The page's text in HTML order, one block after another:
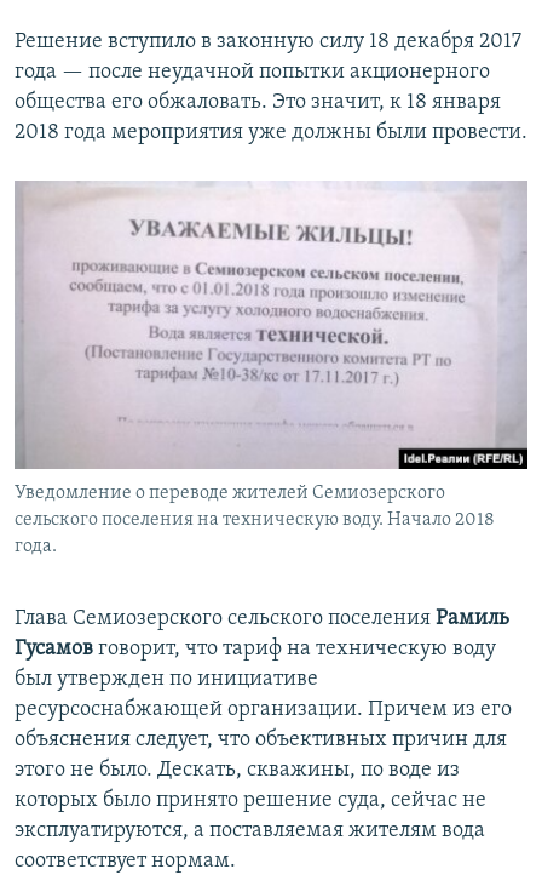
Решение вступило в законную силу 18 декабря 2017
года — после неудачной попытки акционерного
общества его обжаловать. Это значит, к 18 января
2018 года мероприятия уже должны были провести.
Уведомление о переводе жителей Семиозерского
сельского поселения на техническую воду. Начало 2018
года.
Глава Семиозерского сельского поселения Рамиль
Гусамов говорит, что тариф на техническую воду
был утвержден по инициативе
ресурсоснабжающей организации. Причем из его
объяснения следует, что объективных причин для
этого не было. Дескать, скважины, по воде из
которых было принято решение суда, сейчас не
эксплуатируются, а поставляемая жителям вода
соответствует нормам.